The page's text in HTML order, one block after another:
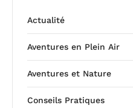
Actualité
Aventures en Plein Air
Aventures et Nature
Conseils Pratiques